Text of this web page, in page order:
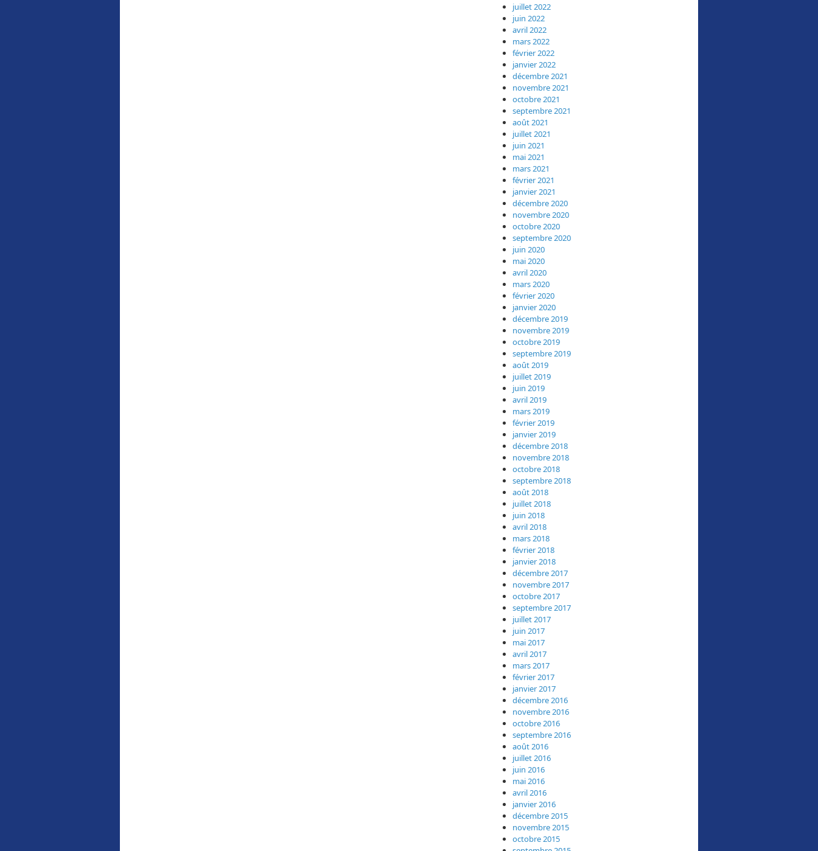
juillet 2022
juin 2022
avril 2022
mars 2022
février 2022
janvier 2022
décembre 2021
novembre 2021
octobre 2021
septembre 2021
août 2021
juillet 2021
juin 2021
mai 2021
mars 2021
février 2021
janvier 2021
décembre 2020
novembre 2020
octobre 2020
septembre 2020
juin 2020
mai 2020
avril 2020
mars 2020
février 2020
janvier 2020
décembre 2019
novembre 2019
octobre 2019
septembre 2019
août 2019
juillet 2019
juin 2019
avril 2019
mars 2019
février 2019
janvier 2019
décembre 2018
novembre 2018
octobre 2018
septembre 2018
août 2018
juillet 2018
juin 2018
avril 2018
mars 2018
février 2018
janvier 2018
décembre 2017
novembre 2017
octobre 2017
septembre 2017
juillet 2017
juin 2017
mai 2017
avril 2017
mars 2017
février 2017
janvier 2017
décembre 2016
novembre 2016
octobre 2016
septembre 2016
août 2016
juillet 2016
juin 2016
mai 2016
avril 2016
janvier 2016
décembre 2015
novembre 2015
octobre 2015